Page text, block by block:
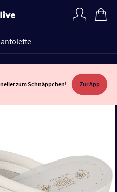
zum Schnäppchen! Zur App